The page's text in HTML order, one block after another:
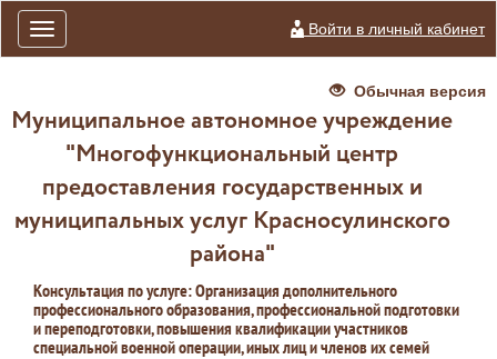
Toggle
navigation
Войти в личный кабинет
Обычная версия
Муниципальное автономное учреждение
"Многофункциональный центр
предоставления государственных и
муниципальных услуг Красносулинского
района"
Консультация по услуге: Организация дополнительного
профессионального образования, профессиональной подготовки
и переподготовки, повышения квалификации участников
специальной военной операции, иных лиц и членов их семей